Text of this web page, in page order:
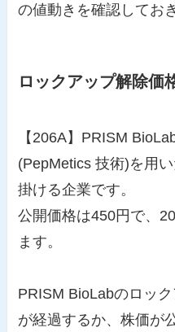
の値動きを確認してお
ロックアップ解除価
【206A】PRISM
(PepMetics 技術)を用
掛ける企業です。
公開価格は450円で、
ます。
PRISM BioLabのロッ
が経過するか、株価が